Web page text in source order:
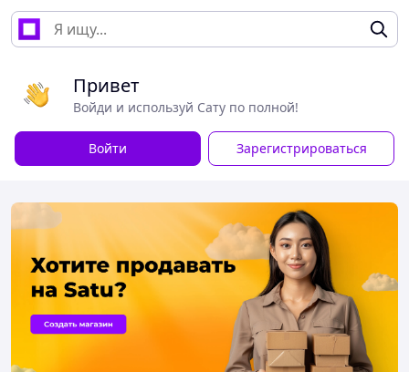
Привет
Войди и используй Сату по полной!
Войти Зарегистрироваться